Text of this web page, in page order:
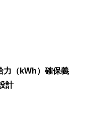
力（kWh）確保義
計